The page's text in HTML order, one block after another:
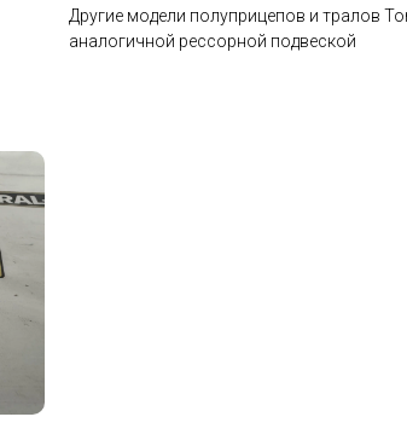
Другие модели полуприцепов и тралов
аналогичной рессорной подвеской